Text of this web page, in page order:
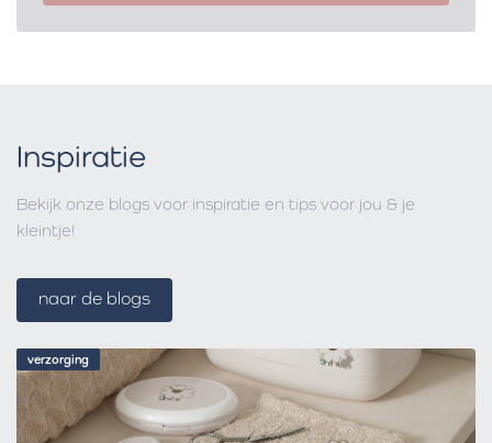
verzorging
Inspiratie
Bekijk onze blogs voor inspiratie en tips voor jou & je
kleintje!
naar de blogs